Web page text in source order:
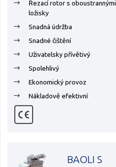
Řezací rotor s oboustrannými
ložisky
Snadná údržba
Snadné čištění
Uživatelsky přívětivý
Spolehlivý
Ekonomický provoz
Nákladově efektivní
BAOLI S